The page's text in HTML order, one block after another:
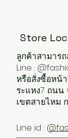
Store
ลูกค้าสามาร
Line :
หรือสั่งซื้อหน้
ระแหง7 ถนน
เขตสายไหม
Line id :